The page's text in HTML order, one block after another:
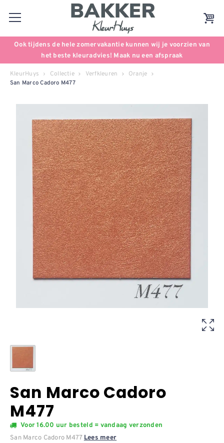
Ook tijdens de hele zomervakantie kunnen wij je voorzien van
het beste kleuradvies! Maak nu een afspraak
KleurHuys Collectie Verfkleuren Oranje
San Marco Cadoro M477
San Marco Cadoro
M477
Voor 16.00 uur besteld = vandaag verzonden
San Marco Cadoro M477 Lees meer